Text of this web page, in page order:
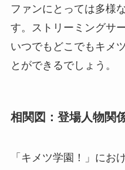
ファンにとっては多様
す。ストリーミングサ
いつでもどこでもキメ
とができるでしょう。
相関図：登場人物関
「キメツ学園！」にお